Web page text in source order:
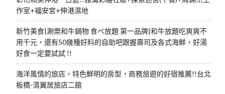
作室+福安宮+伸港濕地
新竹美食|涮樂和牛鍋物 食べ放題 第一品牌|和牛放題吃爽爽不
用千元，還有50幾種好料的自助吧跟握壽司及各式海鮮，好湯
好食一定要試試 !!
海洋風情的旅店，特色鮮明的房型，商務旅遊的好宿推薦!!台北
板橋-清翼居旅店二館